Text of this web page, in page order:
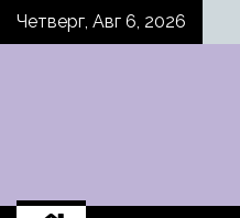
SkipЧетверг, Авг 6, 2026